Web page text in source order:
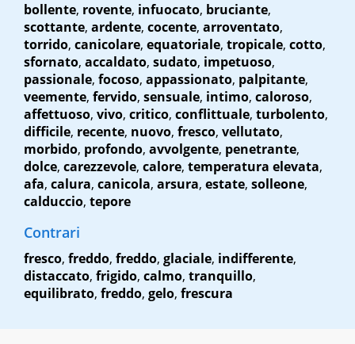
bollente, rovente, infuocato, bruciante,
scottante, ardente, cocente, arroventato,
torrido, canicolare, equatoriale, tropicale, cotto,
sfornato, accaldato, sudato, impetuoso,
passionale, focoso, appassionato, palpitante,
veemente, fervido, sensuale, intimo, caloroso,
affettuoso, vivo, critico, conflittuale, turbolento,
difficile, recente, nuovo, fresco, vellutato,
morbido, profondo, avvolgente, penetrante,
dolce, carezzevole, calore, temperatura elevata,
afa, calura, canicola, arsura, estate, solleone,
calduccio, tepore
Contrari
fresco, freddo, freddo, glaciale, indifferente,
distaccato, frigido, calmo, tranquillo,
equilibrato, freddo, gelo, frescura